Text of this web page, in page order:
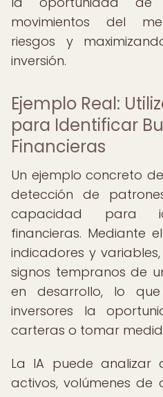
movimientos del
riesgos y
inversión.
Ejemplo Real:
para Identificar
Financieras
Un ejemplo concreto
detección de
capacidad para
financieras. Mediante
indicadores y
signos tempranos de
en desarrollo, lo
inversores la
carteras o tomar
La IA puede analizar
activos, volúmenes de